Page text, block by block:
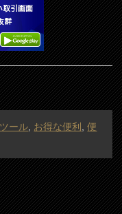
ツール, お得な便利 ,便